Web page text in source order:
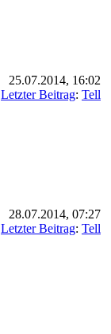
25.07.2014, 16:02
Letzter Beitrag: Tell
28.07.2014, 07:27
Letzter Beitrag: Tell